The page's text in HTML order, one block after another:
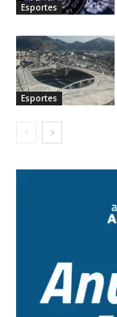
Esportes
Esportes